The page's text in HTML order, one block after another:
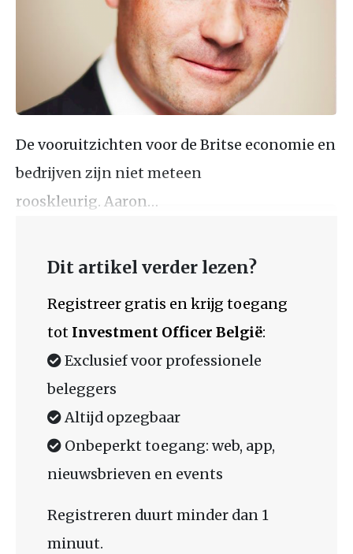
De vooruitzichten voor de Britse economie en
bedrijven zijn niet meteen
rooskleurig. Aaron…
Dit artikel verder lezen?
Registreer gratis en krijg toegang
tot Investment Officer België:
Exclusief voor professionele
beleggers
Altijd opzegbaar
Onbeperkt toegang: web, app,
nieuwsbrieven en events
Registreren duurt minder dan 1
minuut.